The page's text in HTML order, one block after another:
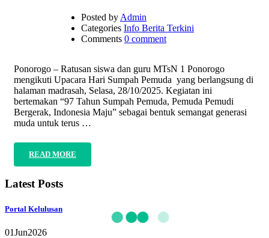
Posted by Admin
Categories Info Berita Terkini
Comments 0 comment
Ponorogo – Ratusan siswa dan guru MTsN 1 Ponorogo
mengikuti Upacara Hari Sumpah Pemuda yang berlangsung di
halaman madrasah, Selasa, 28/10/2025. Kegiatan ini
bertemakan “97 Tahun Sumpah Pemuda, Pemuda Pemudi
Bergerak, Indonesia Maju” sebagai bentuk semangat generasi
muda untuk terus …
READ MORE
Latest Posts
Portal Kelulusan
01Jun2026